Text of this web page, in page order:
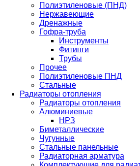
Полиэтиленовые (ПНД)
Нержавеющие
Дренажные
Гофра-труба
Инструменты
Фитинги
Трубы
Прочее
Полиэтиленовые ПНД
Стальные
Радиаторы отопления
Радиаторы отопления
Алюминиевые
НРЗ
Биметаллические
Чугунные
Стальные панельные
Радиаторная арматура